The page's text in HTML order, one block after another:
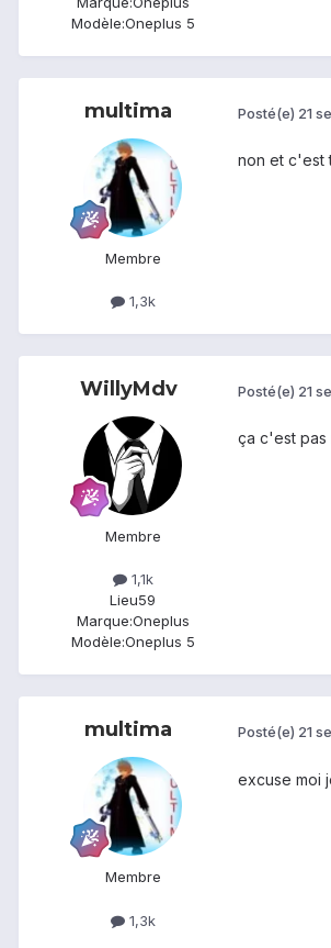
Modèle:Oneplus 5
multima
Membre
1,3k
Posté(e) 21
non et c'est
WillyMdv
Membre
1,1k
Lieu59
Marque:Oneplus
Modèle:Oneplus 5
Posté(e) 21
ça c'est pas
multima
Membre
1,3k
Posté(e) 21
excuse moi